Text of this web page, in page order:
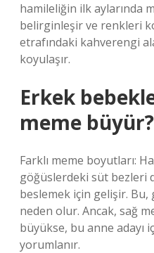
hamileliğin ilk aylarında
belirginleşir ve renkleri
etrafındaki kahverengi
koyulaşır.
Erkek
meme büyür?
Farklı meme boyutları:
göğüslerdeki süt bezleri
beslemek için gelişir.
neden olur. Ancak, sağ
büyükse, bu anne adayı
yorumlanır.